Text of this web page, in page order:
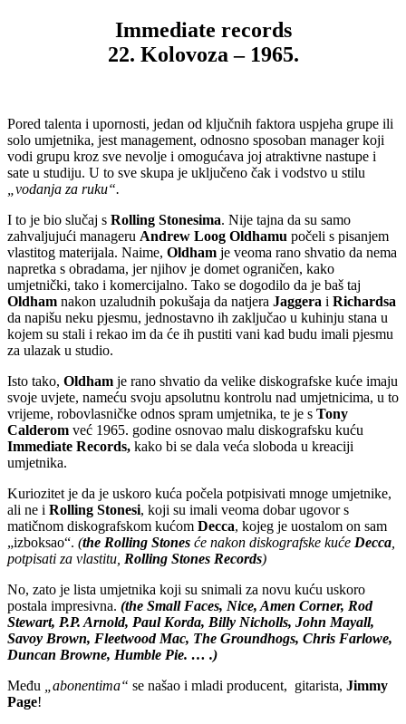
Immediate records
22. Kolovoza – 1965.
Pored talenta i upornosti, jedan od ključnih faktora uspjeha grupe ili
solo umjetnika, jest management, odnosno sposoban manager koji
vodi grupu kroz sve nevolje i omogućava joj atraktivne nastupe i
sate u studiju. U to sve skupa je uključeno čak i vodstvo u stilu
„vodanja za ruku“.
I to je bio slučaj s Rolling Stonesima. Nije tajna da su samo
zahvaljujući manageru Andrew Loog Oldhamu počeli s pisanjem
vlastitog materijala. Naime, Oldham je veoma rano shvatio da nema
napretka s obradama, jer njihov je domet ograničen, kako
umjetnički, tako i komercijalno. Tako se dogodilo da je baš taj
Oldham nakon uzaludnih pokušaja da natjera Jaggera i Richardsa
da napišu neku pjesmu, jednostavno ih zaključao u kuhinju stana u
kojem su stali i rekao im da će ih pustiti vani kad budu imali pjesmu
za ulazak u studio.
Isto tako, Oldham je rano shvatio da velike diskografske kuće imaju
svoje uvjete, nameću svoju apsolutnu kontrolu nad umjetnicima, u to
vrijeme, robovlasničke odnos spram umjetnika, te je s Tony
Calderom već 1965. godine osnovao malu diskografsku kuću
Immediate Records, kako bi se dala veća sloboda u kreaciji
umjetnika.
Kuriozitet je da je uskoro kuća počela potpisivati mnoge umjetnike,
ali ne i Rolling Stonesi, koji su imali veoma dobar ugovor s
matičnom diskografskom kućom Decca, kojeg je uostalom on sam
„izboksao“. (the Rolling Stones će nakon diskografske kuće Decca
potpisati za vlastitu, Rolling Stones Records)
No, zato je lista umjetnika koji su snimali za novu kuću uskoro
postala impresivna. (the Small Faces, Nice, Amen Corner, Rod
Stewart, P.P. Arnold, Paul Korda, Billy Nicholls, John Mayall,
Savoy Brown, Fleetwood Mac, The Groundhogs, Chris Farlowe,
Duncan Browne, Humble Pie. … .)
Među
„abonentima“ se našao i mladi producent, gitarista, Jimmy
Page!